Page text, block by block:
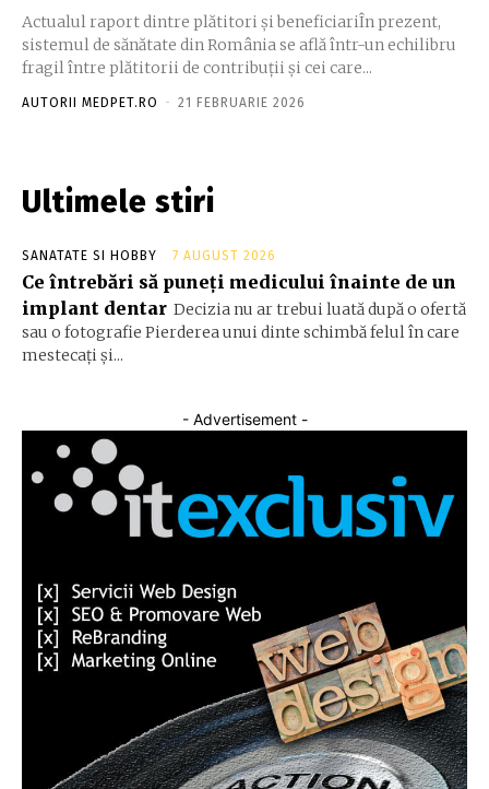
Actualul raport dintre plătitori și beneficiariÎn prezent,
sistemul de sănătate din România se află într-un echilibru
fragil între plătitorii de contribuții și cei care...
AUTORII MEDPET.RO - 21 FEBRUARIE 2026
Ultimele stiri
SANATATE SI HOBBY 7 AUGUST 2026
Ce întrebări să puneți medicului înainte de un
implant dentar Decizia nu ar trebui luată după o ofertă
sau o fotografie Pierderea unui dinte schimbă felul în care
mestecați și...
- Advertisement -